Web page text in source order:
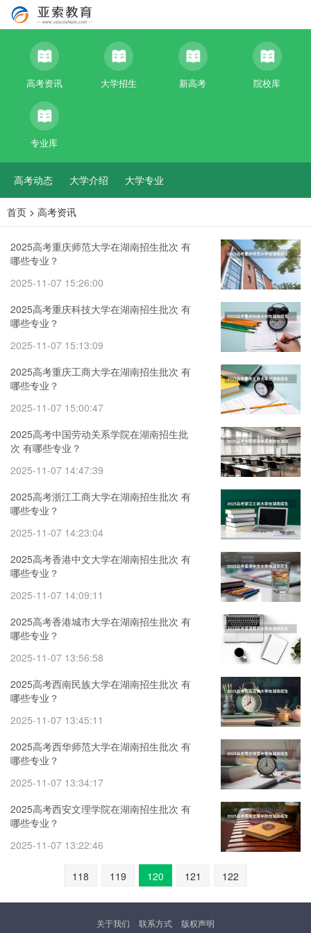
高考资讯 大学招生 新高考 院校库
专业库
高考动态 大学介绍 大学专业
首页 > 高考资讯
2025高考重庆师范大学在湖南招生批次 有
哪些专业？
2025-11-07 15:26:00
2025高考重庆科技大学在湖南招生批次 有
哪些专业？
2025-11-07 15:13:09
2025高考重庆工商大学在湖南招生批次 有
哪些专业？
2025-11-07 15:00:47
2025高考中国劳动关系学院在湖南招生批
次 有哪些专业？
2025-11-07 14:47:39
2025高考浙江工商大学在湖南招生批次 有
哪些专业？
2025-11-07 14:23:04
2025高考香港中文大学在湖南招生批次 有
哪些专业？
2025-11-07 14:09:11
2025高考香港城市大学在湖南招生批次 有
哪些专业？
2025-11-07 13:56:58
2025高考西南民族大学在湖南招生批次 有
哪些专业？
2025-11-07 13:45:11
2025高考西华师范大学在湖南招生批次 有
哪些专业？
2025-11-07 13:34:17
2025高考西安文理学院在湖南招生批次 有
哪些专业？
2025-11-07 13:22:46
118 119 120 121 122
关于我们 联系方式 版权声明